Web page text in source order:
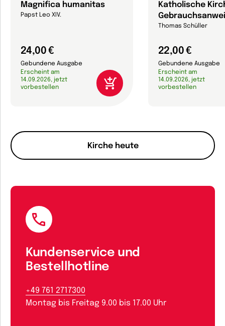
Kirche heute
Magnifica humanitas
Papst Leo XIV.
24,00 €
Gebundene Ausgabe
Erscheint am
14.09.2026, jetzt
vorbestellen
Katholische
Thomas Schüller
22,00 €
Gebundene Ausgabe
Erscheint am
14.09.2026, jetzt
vorbestellen
Kundenservice und
Bestellhotline
+49 761 2717300
Montag bis Freitag 9.00 bis 17.00 Uhr